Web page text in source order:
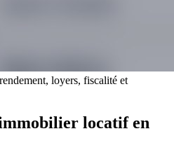
loyers, fiscalité et
locatif en